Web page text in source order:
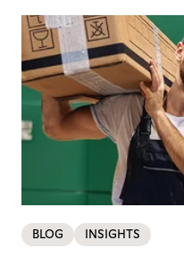
BLOG INSIGHTS